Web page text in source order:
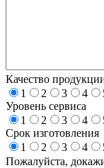
Качество
1
2 3 4
Уровень сервиса
1
2 3 4
Срок изготовления
1
2 3 4
Пожалуйста,